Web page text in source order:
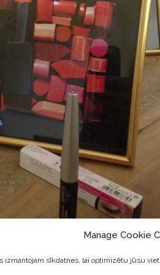
Manage Cookie
izmantojam sīkdatnes, lai optimizētu jūsu